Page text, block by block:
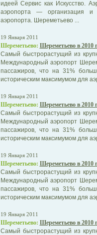
идеей Сервис как Искусство.
аэропорта — организация и
аэропорта. Шереметьево ...
19 Января 2011
Шереметьево: Шереметьево в 2010
Самый быстрорастущий из
Международный аэропорт
пассажиров, что на 31%
историческим максимумом для
19 Января 2011
Шереметьево: Шереметьево в 2010
Самый быстрорастущий из
Международный аэропорт
пассажиров, что на 31%
историческим максимумом для
19 Января 2011
Шереметьево: Шереметьево в 2010
Самый быстрорастущий из
Международный аэропорт
пассажиров, что на 31%
историческим максимумом для
19 Января 2011
Шереметьево: Шереметьево в 2010
Самый быстрорастущий из